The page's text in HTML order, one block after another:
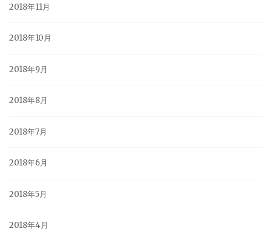
2018年11月
2018年10月
2018年9月
2018年8月
2018年7月
2018年6月
2018年5月
2018年4月